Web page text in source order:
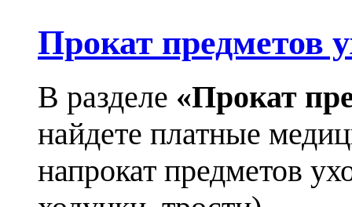
Прокат предметов
В разделе «Прокат
найдете платные
напрокат предметов